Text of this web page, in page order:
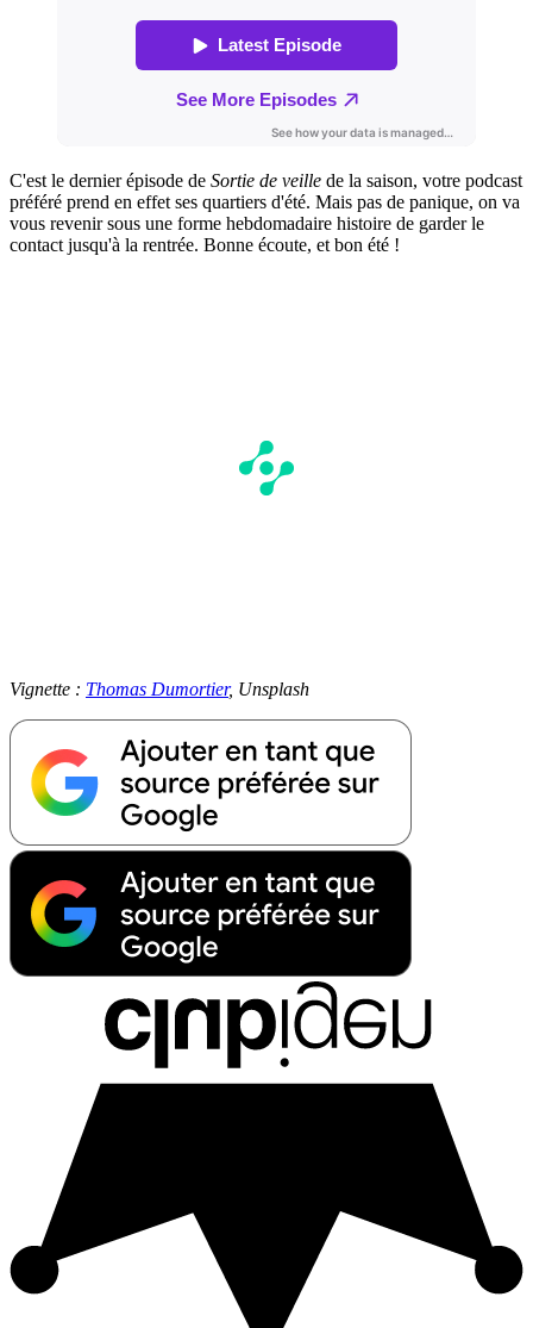
C'est le dernier épisode de Sortie de veille de la saison, votre podcast
préféré prend en effet ses quartiers d'été. Mais pas de panique, on va
vous revenir sous une forme hebdomadaire histoire de garder le
contact jusqu'à la rentrée. Bonne écoute, et bon été !
Vignette : Thomas Dumortier, Unsplash